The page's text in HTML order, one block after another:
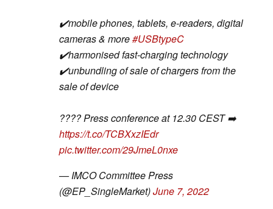
✔️mobile phones, tablets, e-readers, digital
cameras & more#USBtypeC
✔️harmonised fast-charging technology
✔️unbundling of sale of chargers from the
sale of device
???? Press conference at 12.30 CEST ➡️
https://t.co/TCBXxzIEdr
pic.twitter.com/29JmeL0nxe
— IMCO Committee Press
(@EP_SingleMarket)June 7, 2022